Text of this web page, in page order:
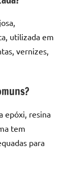
utilizada em
vernizes,
epóxi, resina
tem
para